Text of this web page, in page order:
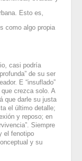
Esto es,
como algo propia
casi podría
de su ser
E “insuflado”
crezca solo. A
que darle su justa
el último detalle;
y reposo; en
Siempre
el fenotipo
y su